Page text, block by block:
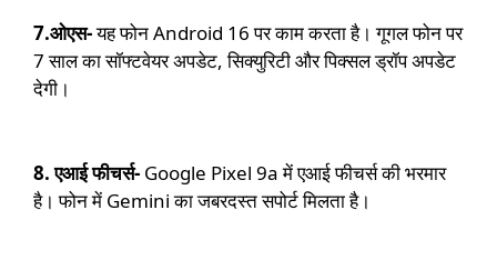
7.ओएस-यह फोन Android 16 पर काम करता है। गूगल फोन पर
7 साल का सॉफ्टवेयर अपडेट, सिक्युरिटी और पिक्सल ड्रॉप अपडेट
देगी।
8. एआई फीचर्स- Google Pixel 9a में एआई फीचर्स की भरमार
है। फोन में Gemini का जबरदस्त सपोर्ट मिलता है।